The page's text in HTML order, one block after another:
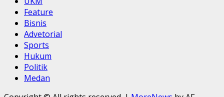
Feature
Bisnis
Advetorial
Sports
Hukum
Politik
Medan